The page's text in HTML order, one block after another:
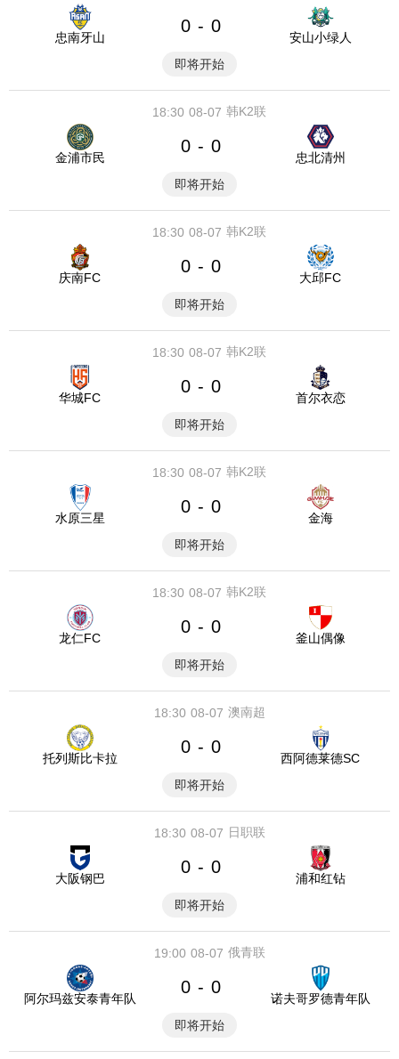
忠南牙山
0 - 0
安山小绿人
即将开始
08-07
18:30 韩K2联
金浦市民
0 - 0
忠北清州
即将开始
08-07
18:30 韩K2联
庆南FC
0 - 0
大邱FC
即将开始
08-07
18:30 韩K2联
华城FC
0 - 0
首尔衣恋
即将开始
08-07
18:30 韩K2联
水原三星
0 - 0
金海
即将开始
08-07
18:30 韩K2联
龙仁FC
0 - 0
釜山偶像
即将开始
08-07
18:30 澳南超
托列斯比卡拉
0 - 0
西阿德莱德SC
即将开始
08-07
18:30 日职联
大阪钢巴
0 - 0
浦和红钻
即将开始
08-07
19:00 俄青联
阿尔玛兹安泰青年队
0 - 0
诺夫哥罗德青年队
即将开始